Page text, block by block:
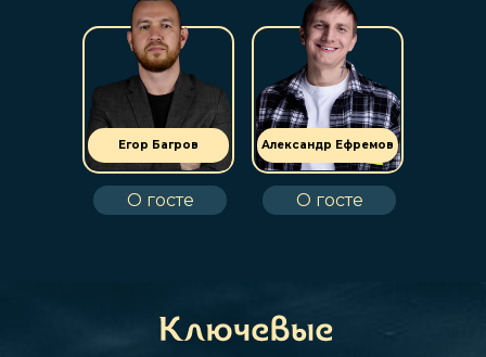
Егор Багров
О госте
Александр Ефремов
О госте